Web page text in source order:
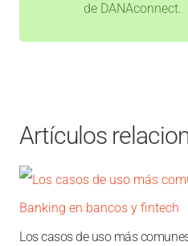
de DANAconnect.
Artículos
Los casos de uso más